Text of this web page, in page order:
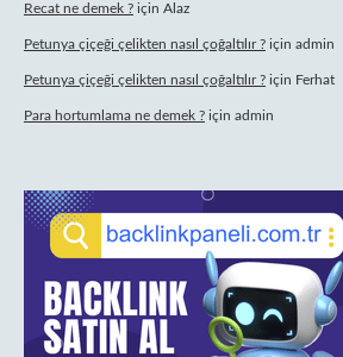
Recat ne demek ? için Alaz
Petunya çiçeği çelikten nasıl çoğaltılır ? için admin
Petunya çiçeği çelikten nasıl çoğaltılır ? için Ferhat
Para hortumlama ne demek ? için admin